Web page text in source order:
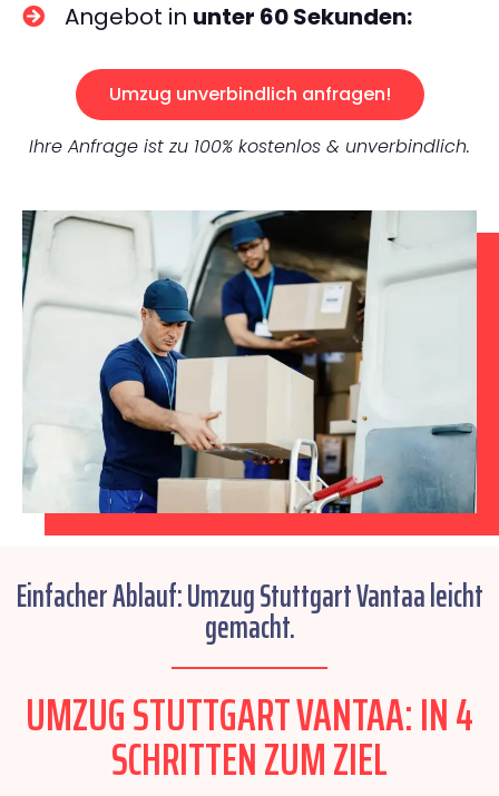
Angebot in unter 60 Sekunden:
Umzug unverbindlich anfragen!
Ihre Anfrage ist zu 100% kostenlos & unverbindlich.
Einfacher Ablauf: Umzug Stuttgart Vantaa leicht
gemacht.
UMZUG STUTTGART VANTAA: IN 4
SCHRITTEN ZUM ZIEL